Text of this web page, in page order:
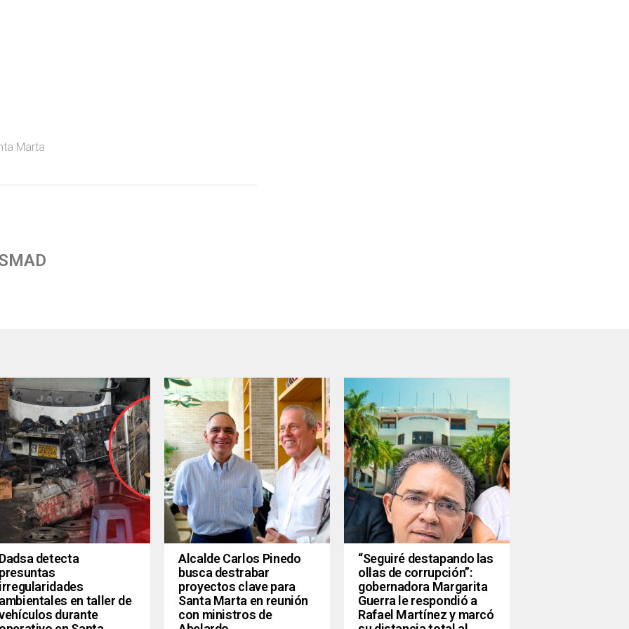
Marta
Dadsa detecta
presuntas
irregularidades
ambientales en taller de
durante
Alcalde Carlos Pinedo
busca destrabar
proyectos clave para
Santa Marta en reunión
con ministros de
“Seguiré destapando las
ollas de corrupción”:
gobernadora Margarita
Guerra le respondió a
Rafael Martínez y marcó